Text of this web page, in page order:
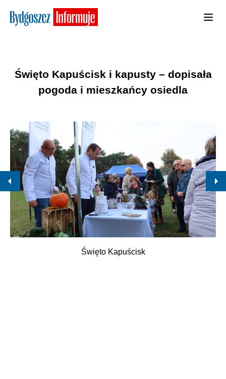
Święto Kapuścisk i kapusty – dopisała
pogoda i mieszkańcy osiedla
Święto Kapuścisk